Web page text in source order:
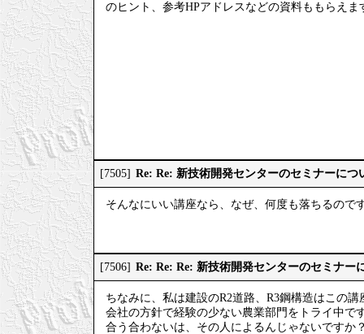
のヒント、参考HPアドレスなどの資料ももらえま
[7505] Re: Re: 新技術開発センターのセミナーにつ
そんなにいい講座なら、なぜ、何度も落ちるので
[7506] Re: Re: Re: 新技術開発センターのセミナー
ちなみに、私は建設のR2道路、R3鋼構造はこの
会社の方針で経験の少ない農業部門をトライ中で
合う合わないは、その人によるんじゃないですか